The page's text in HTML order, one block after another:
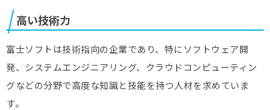
高い技術力
富士ソフトは技術指向の企業であり、特にソフトウェア開
発、システムエンジニアリング、クラウドコンピューティン
グなどの分野で高度な知識と技能を持つ人材を求めていま
す。